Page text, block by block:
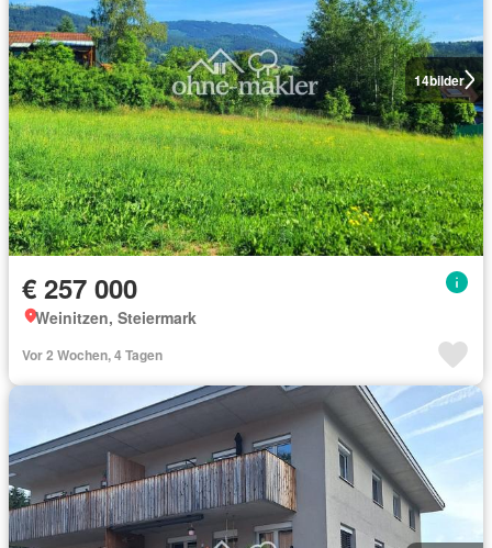
14bilder
€ 257 000
Weinitzen, Steiermark
Vor 2 Wochen, 4 Tagen